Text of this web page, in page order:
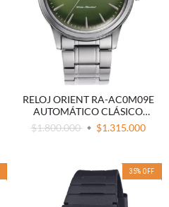
RELOJ ORIENT RA-AC0M09E
AUTOMÁTICO CLÁSICO
ESFERA VERDE
$1.800.000 $1.315.000
35% OFF